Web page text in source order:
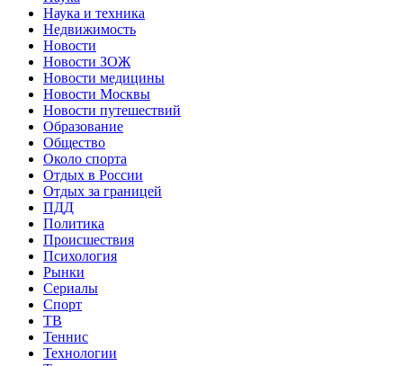
Наука и техника
Недвижимость
Новости
Новости ЗОЖ
Новости медицины
Новости Москвы
Новости путешествий
Образование
Общество
Около спорта
Отдых в России
Отдых за границей
ПДД
Политика
Происшествия
Психология
Рынки
Сериалы
Спорт
ТВ
Теннис
Технологии